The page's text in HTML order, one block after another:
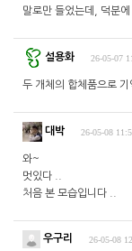
말로만 들었는데, 덕분
설용화 26-05-07
두 개체의 합체품으로 기
대박 26-05-08
와~
멋있다 ..
처음 본 모습입니다 ..
우구리 26-05-08